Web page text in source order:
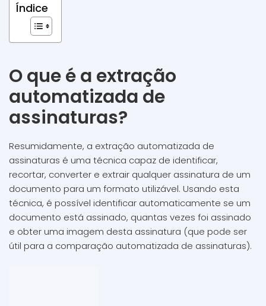
Índice
O que é a extração
automatizada de
assinaturas?
Resumidamente, a extração automatizada de
assinaturas é uma técnica capaz de identificar,
recortar, converter e extrair qualquer assinatura de um
documento para um formato utilizável. Usando esta
técnica, é possível identificar automaticamente se um
documento está assinado, quantas vezes foi assinado
e obter uma imagem desta assinatura (que pode ser
útil para a comparação automatizada de assinaturas).